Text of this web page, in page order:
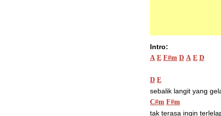
Intro:
A E F#m D A E D
D E
sebalik langit yang
C#m F#m
tak terasa ingin